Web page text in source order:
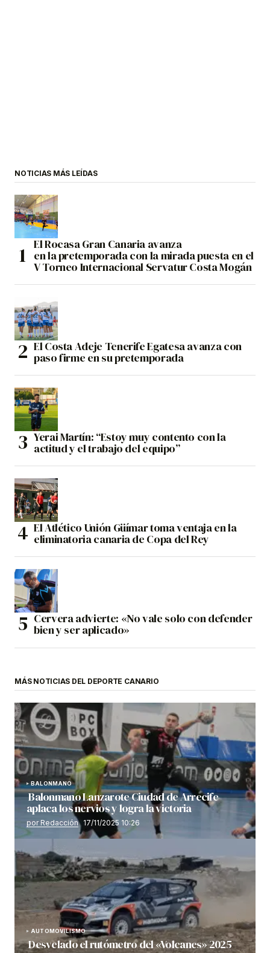
NOTICIAS MÁS LEÍDAS
El Rocasa Gran Canaria avanza
en la pretemporada con la mirada puesta en el
V Torneo Internacional Servatur Costa Mogán
El Costa Adeje Tenerife Egatesa avanza con
paso firme en su pretemporada
Yerai Martín: “Estoy muy contento con la
actitud y el trabajo del equipo”
El Atlético Unión Güímar toma ventaja en la
eliminatoria canaria de Copa del Rey
Cervera advierte: «No vale solo con defender
bien y ser aplicado»
MÁS NOTICIAS DEL DEPORTE CANARIO
BALONMANO
Balonmano Lanzarote Ciudad de Arrecife
aplaca los nervios y logra la victoria
por Redacción 17/11/2025 10:26
AUTOMOVILISMO
Desvelado el rutómetro del «Volcanes» 2025